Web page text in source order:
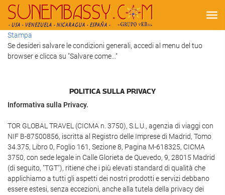
Stampa
Se desideri salvare le condizioni generali, accedi al menu del tuo
browser e clicca su "Salvare come..."
POLITICA SULLA PRIVACY
Informativa sulla Privacy.
TOR GLOBAL TRAVEL (CICMA n. 3750), S.L.U., agenzia di viaggi con
NIF B-87500856, iscritta al Registro delle Imprese di Madrid, Tomo
34.375, Libro 0, Foglio 161, Sezione 8, Pagina M-618325, CICMA
3750, con sede legale in Calle Glorieta de Quevedo, 9, 28015 Madrid
(di seguito, "TGT"), ritiene che i più elevati standard di qualità che
applichiamo a tutti gli aspetti dei nostri prodotti e servizi debbano
essere estesi, senza eccezioni, anche alla tutela della privacy dei